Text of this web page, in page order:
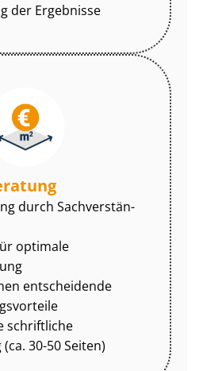
der Ergebnisse
durch Sach­ver­stän­
optimale
entscheidende
schriftliche
30-50 Seiten)